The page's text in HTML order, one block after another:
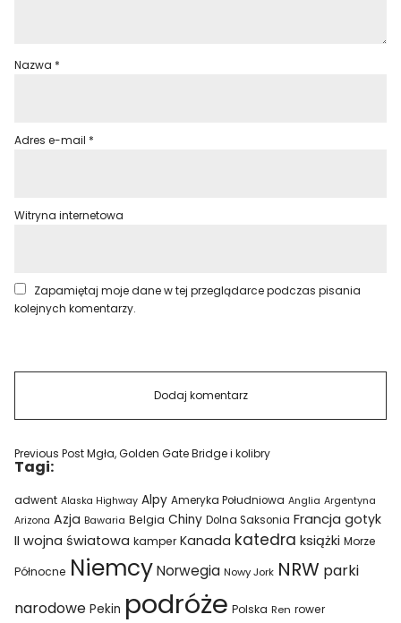
Nazwa *
Adres e-mail *
Witryna internetowa
Zapamiętaj moje dane w tej przeglądarce podczas pisania
kolejnych komentarzy.
Previous PostMgła, Golden Gate Bridge i kolibry
Tagi:
adwent Alaska Highway Alpy Ameryka Południowa Anglia Argentyna
Arizona Azja Bawaria Belgia Chiny Dolna Saksonia Francja gotyk
II wojna światowa kamper Kanada katedra książki Morze
Północne Niemcy Norwegia Nowy Jork NRW parki
narodowe Pekin podróże Polska Ren rower